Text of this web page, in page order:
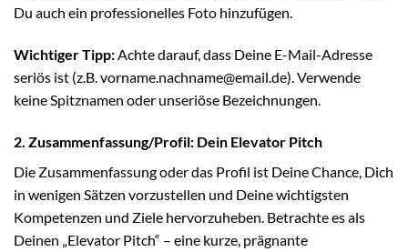
Du auch ein professionelles Foto hinzufügen.
Wichtiger Tipp:Achte darauf, dass Deine E-Mail-Adresse
seriös ist (z.B. vorname.nachname@email.de). Verwende
keine Spitznamen oder unseriöse Bezeichnungen.
2. Zusammenfassung/Profil: Dein Elevator Pitch
Die Zusammenfassung oder das Profil ist Deine Chance, Dich
in wenigen Sätzen vorzustellen und Deine wichtigsten
Kompetenzen und Ziele hervorzuheben. Betrachte es als
Deinen „Elevator Pitch“ – eine kurze, prägnante